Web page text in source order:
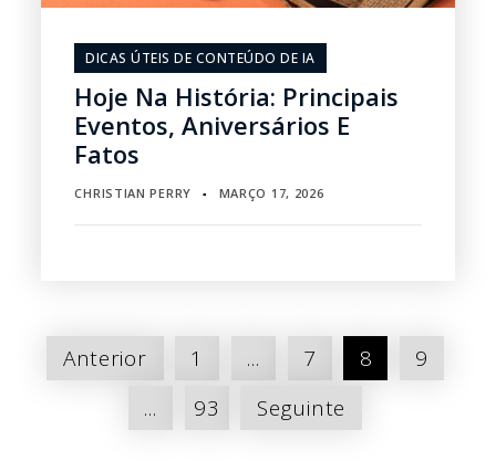
DICAS ÚTEIS DE CONTEÚDO DE IA
Hoje Na História: Principais
Eventos, Aniversários E
Fatos
CHRISTIAN PERRY ▪ MARÇO 17, 2026
Paginação
Anterior 1 ... 7 8
9
...
93 Seguinte